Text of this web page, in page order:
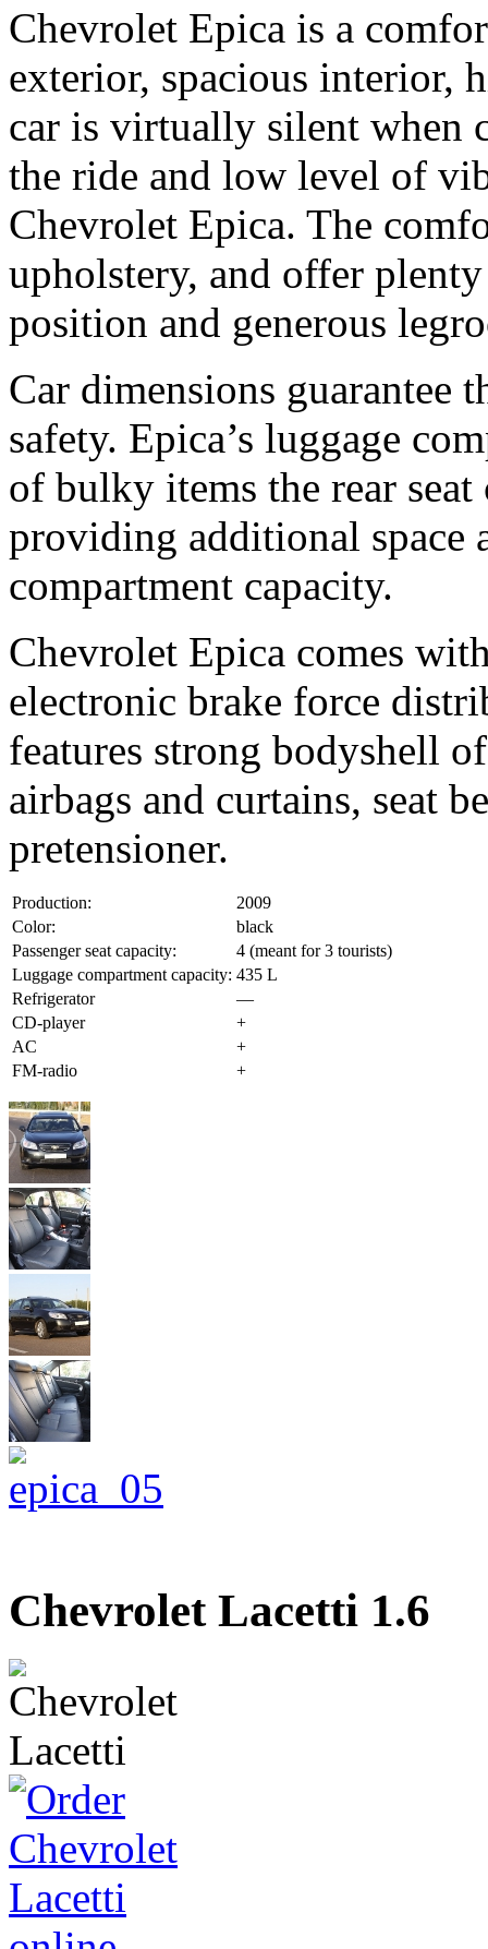
Chevrolet Epica is a
exterior, spacious interior,
car is virtually silent when
the ride and low level of
Chevrolet Epica. The
upholstery, and offer
position and generous
Car dimensions guarantee
safety. Epica’s luggage
of bulky items the rear
providing additional space
compartment capacity.
Chevrolet Epica comes
electronic brake force
features strong bodyshell
airbags and curtains, seat
pretensioner.
Production:
2009
Color:
black
Passenger seat capacity:
4 (meant for 3 tourists)
Luggage compartment capacity: 435 L
Refrigerator
—
CD-player
+
AC
+
FM-radio
+
Chevrolet Lacetti 1.6